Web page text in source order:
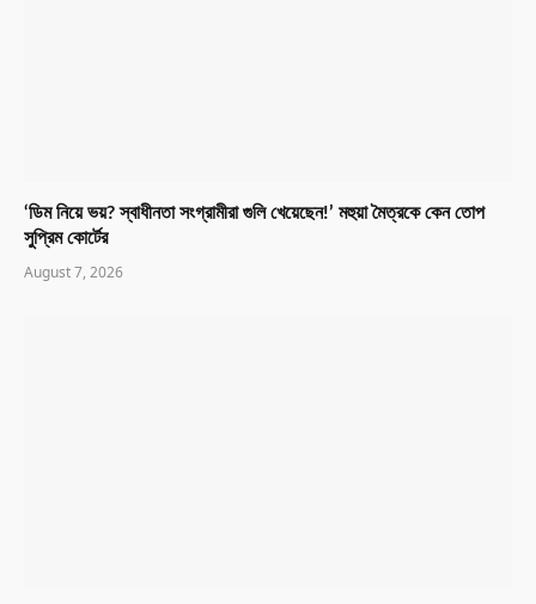
‘ডিম নিয়ে ভয়? স্বাধীনতা সংগ্রামীরা গুলি খেয়েছেন!’ মহুয়া মৈত্রকে কেন তোপ
সুপ্রিম কোর্টের
August 7, 2026